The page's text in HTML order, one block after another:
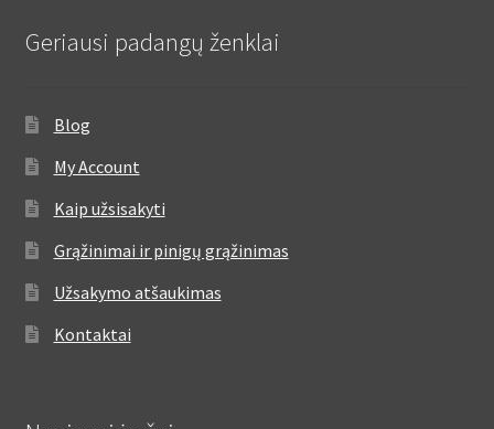
Geriausi padangų ženklai
Blog
My Account
Kaip užsisakyti
Grąžinimai ir pinigų grąžinimas
Užsakymo atšaukimas
Kontaktai